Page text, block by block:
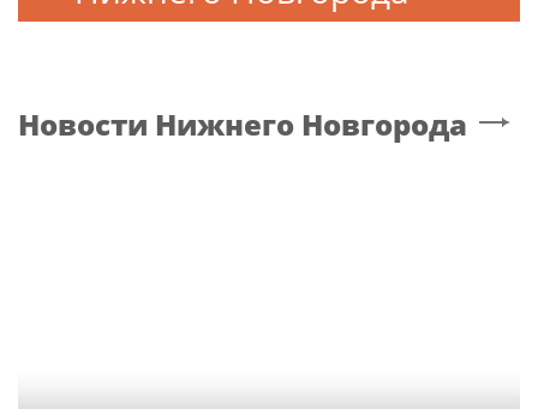
Новости Нижнего Новгорода